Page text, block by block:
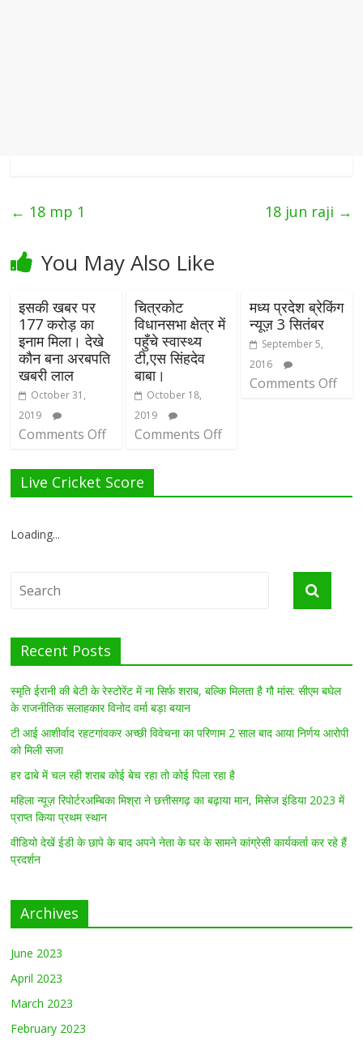
← 18 mp 1 18 jun raji →
You May Also Like
इसकी खबर पर
177 करोड़ का
इनाम मिला। देखे
कौन बना अरबपति
खबरी लाल
October 31,
2019
Comments Off
चित्रकोट
विधानसभा क्षेत्र में
पहुँचे स्वास्थ्य
टी,एस सिंहदेव
बाबा।
October 18,
2019
Comments Off
मध्य प्रदेश ब्रेकिंग
न्यूज़ 3 सितंबर
September 5,
2016
Comments Off
Live Cricket Score
Loading...
Recent Posts
स्मृति ईरानी की बेटी के रेस्टोरेंट में ना सिर्फ शराब, बल्कि मिलता है गौ मांस: सीएम बघेल
के राजनीतिक सलाहकार विनोद वर्मा बड़ा बयान
टी आई आशीर्वाद रहटगांवकर अच्छी विवेचना का परिणाम 2 साल बाद आया निर्णय आरोपी
को मिली सजा
हर ढाबे में चल रही शराब कोई बेच रहा तो कोई पिला रहा है
महिला न्यूज़ रिपोर्टरअम्बिका मिश्रा ने छत्तीसगढ़ का बढ़ाया मान, मिसेज इंडिया 2023 में
प्राप्त किया प्रथम स्थान
वीडियो देखें ईडी के छापे के बाद अपने नेता के घर के सामने कांग्रेसी कार्यकर्ता कर रहे हैं
प्रदर्शन
Archives
June 2023
April 2023
March 2023
February 2023